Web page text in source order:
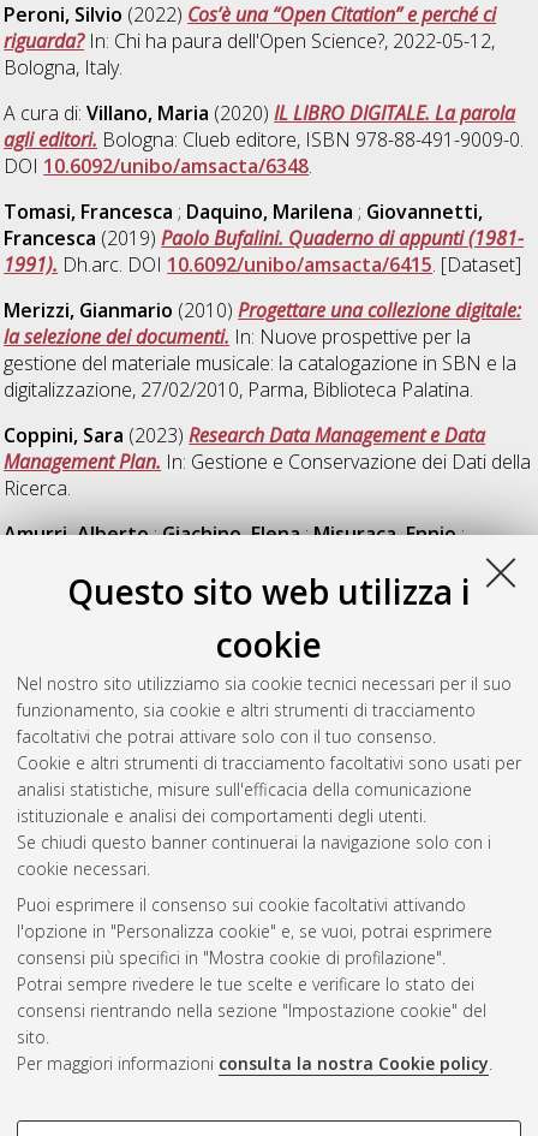
Questo sito web utilizza i
cookie
Nel nostro sito utilizziamo sia cookie tecnici necessari per il suo
funzionamento, sia cookie e altri strumenti di tracciamento
facoltativi che potrai attivare solo con il tuo consenso.
Cookie e altri strumenti di tracciamento facoltativi sono usati per
analisi statistiche, misure sull'efficacia della comunicazione
istituzionale e analisi dei comportamenti degli utenti.
Se chiudi questo banner continuerai la navigazione solo con i
cookie necessari.
Puoi esprimere il consenso sui cookie facoltativi attivando
l'opzione in "Personalizza cookie" e, se vuoi, potrai esprimere
consensi più specifici in "Mostra cookie di profilazione".
Potrai sempre rivedere le tue scelte e verificare lo stato dei
consensi rientrando nella sezione "Impostazione cookie" del
sito.
Per maggiori informazioni consulta la nostra Cookie policy.
COOKIE DI PROFILAZIONE -
Peroni, Silvio (2022) Cos’è una “Open Citation” e perché ci
riguarda?In: Chi ha paura dell'Open Science?, 2022-05-12,
Bologna, Italy.
A cura di:Villano, Maria (2020)IL LIBRO DIGITALE. La parola
agli editori. Bologna: Clueb editore, ISBN 978-88-491-9009-0.
DOI 10.6092/unibo/amsacta/6348.
Tomasi, Francesca ; Daquino, Marilena ; Giovannetti,
Francesca (2019)Paolo Bufalini. Quaderno di appunti (1981-
1991). Dh.arc. DOI 10.6092/unibo/amsacta/6415. [Dataset]
Merizzi, Gianmario (2010)Progettare una collezione digitale:
la selezione dei documenti. In: Nuove prospettive per la
gestione del materiale musicale: la catalogazione in SBN e la
digitalizzazione, 27/02/2010, Parma, Biblioteca Palatina.
Coppini, Sara (2023)Research Data Management e Data
Management Plan. In: Gestione e Conservazione dei Dati della
Ricerca.
Amurri, Alberto;Giachino, Elena;Misuraca, Ennio;
UNIBO IRIS bibliographic data dump,
dated 30 May 2025, updated on 3 July 2025.Alma Mater
Studiorum - Università di Bologna. DOI
10.6092/unibo/amsacta/8427. [Dataset]
Tomasi, Francesca;Daquino, Marilena;Barzaghi,
Sebastian(2020)Vespasiano da Bisticci, Lettere. Knowledge
Base 2020.DH.ARC/UNIBO. DOI
10.6092/unibo/amsacta/6852. [Dataset]
Questa lista e' stata generata ilSat Aug 8 20:30:50 2026
CEST
Atom
Rss
2.0
AMS Acta
ISSN: 2038-7954
re3data.org -
doi.org/10.17616/R3P19R
Servizio implementato e
Impostazioni Cookie